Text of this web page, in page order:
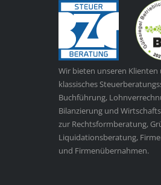
Wir bieten unseren Klienten
klassisches
Buchführung,
Bilanzierung und
zur Rechtsformberatung,
Liquidationsberatung,
und Firmenübernahmen.